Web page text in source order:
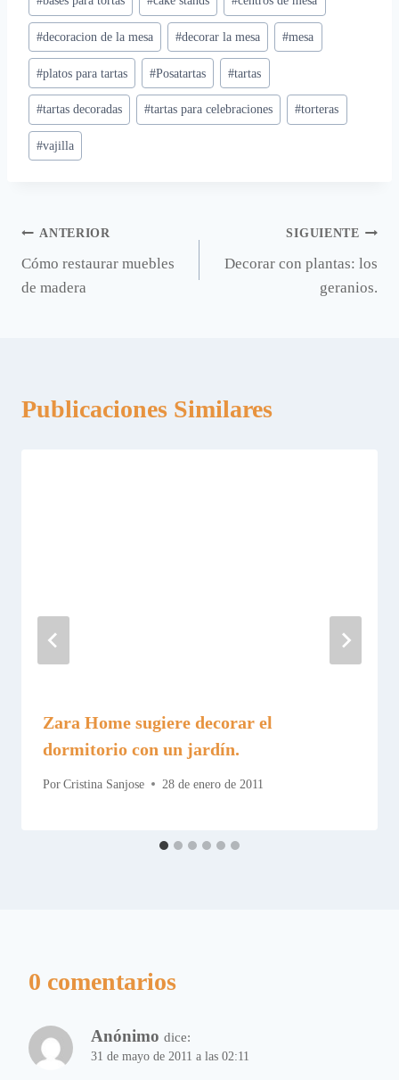
de
la
entrada:
#decoracion de la mesa #decorar la mesa #mesa
#platos para tartas #Posatartas #tartas
#tartas decoradas #tartas para celebraciones #torteras
#vajilla
Navegación
de
ANTERIOR
Cómo restaurar muebles
de madera
SIGUIENTE
Decorar con plantas: los
geranios.
Publicaciones Similares
Zara Home sugiere decorar el
dormitorio con un jardín.
Por Cristina Sanjose 28 de enero de 2011
0 comentarios
Anónimo dice:
31 de mayo de 2011 a las 02:11